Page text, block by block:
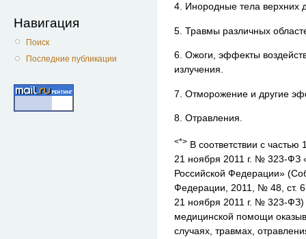
Навигация
Поиск
Последние публикации
4. Инородные тела верхних
5. Травмы различных
6. Ожоги, эффекты
излучения.
7. Отморожение и другие
8. Отравления.
<*> В соответствии с частью
21 ноября 2011 г. № 323-ФЗ
Российской Федерации»
Федерации, 2011, № 48, ст.
21 ноября 2011 г. № 323-
медицинской помощи
случаях, травмах,